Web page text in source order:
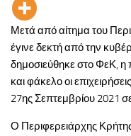
Μετά από αίτημα του
έγινε δεκτή από την
δημοσιεύθηκε στο ΦεΚ,
και φάκελο οι
27ης Σεπτεμβρίου 2021
Ο Περιφερειάρχης